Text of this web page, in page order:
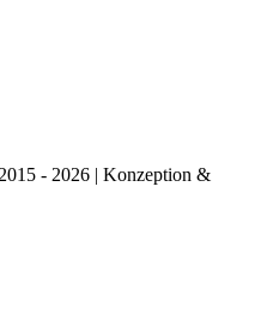
- 2026 | Konzeption &